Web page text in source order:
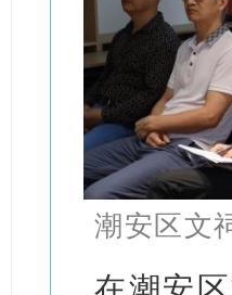
潮安区文
在潮安